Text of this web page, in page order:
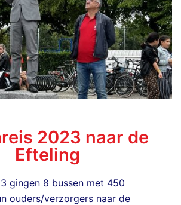
2023 naar de
Efteling
gingen 8 bussen met 450
ouders/verzorgers naar de